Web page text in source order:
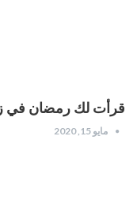
قرأت لك رمضان في
مايو 15, 2020